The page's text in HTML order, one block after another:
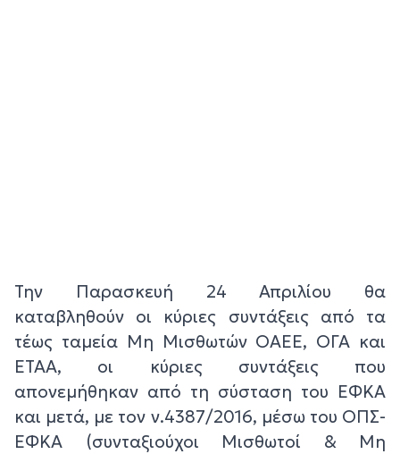
Την Παρασκευή 24 Απριλίου θα
καταβληθούν οι κύριες συντάξεις από τα
τέως ταμεία Μη Μισθωτών ΟΑΕΕ, ΟΓΑ και
ΕΤΑΑ, οι κύριες συντάξεις που
απονεμήθηκαν από τη σύσταση του ΕΦΚΑ
και μετά, με τον ν.4387/2016, μέσω του ΟΠΣ-
ΕΦΚΑ (συνταξιούχοι Μισθωτοί & Μη